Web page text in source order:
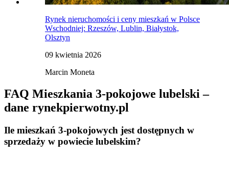
Rynek nieruchomości i ceny mieszkań w Polsce
Wschodniej: Rzeszów, Lublin, Białystok,
Olsztyn
09 kwietnia 2026
Marcin Moneta
FAQ Mieszkania 3-pokojowe lubelski –
dane rynekpierwotny.pl
Ile mieszkań 3-pokojowych jest dostępnych w
sprzedaży w powiecie lubelskim?